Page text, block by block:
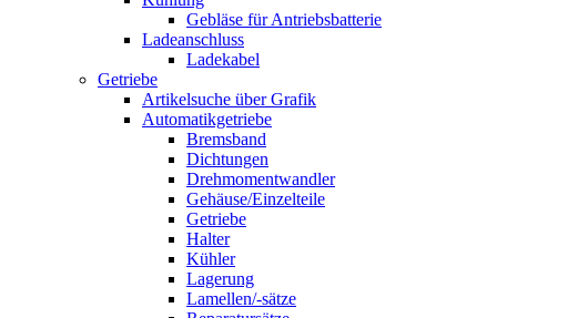
Gebläse für Antriebsbatterie
Ladeanschluss
Ladekabel
Getriebe
Artikelsuche über Grafik
Automatikgetriebe
Bremsband
Dichtungen
Drehmomentwandler
Gehäuse/Einzelteile
Getriebe
Halter
Kühler
Lagerung
Lamellen/-sätze